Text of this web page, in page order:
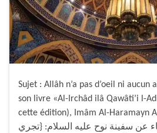
Sujet : Allâh n’a pas d’oeil ni
son livre «Al-Irchâd ilâ Qawâti’i l-
cette édition), Imâm Al-Haramayn
عن سفينة نوح عليه السلام: {تجري